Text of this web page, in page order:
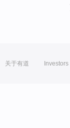
关于有道 Investors